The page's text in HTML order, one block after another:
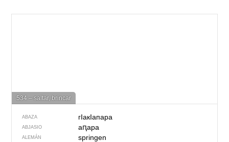
534 – saltar, brincar
ABAZA гIакIапара
ABJASIO аԥара
ALEMÁN springen